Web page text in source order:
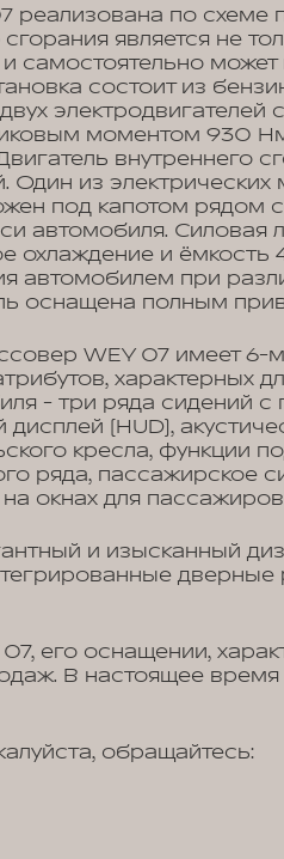
реализована по схеме
является не
самостоятельно
состоит из
электродвигателей
моментом 930
внутреннего
Один из электрических
под капотом рядом
автомобиля. Силовая
охлаждение и ёмкость
автомобилем при
оснащена полным
WEY 07 имеет 6-
характерных
- три ряда сидений с
(HUD),
кресла, функции
ряда, пассажирское
окнах для
и изысканный
дверные
его оснащении,
В настоящее
обращайтесь: